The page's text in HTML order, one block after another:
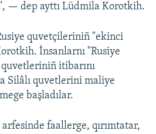
— dep ayttı Lüdmila Korotkih.
quvetçileriniñ "ekinci
İnsanlarnı "Rusiye
quvetleriniñ itibarını
Silâlı quvetlerini maliye
başladılar.
faallerge, qırımtatar,